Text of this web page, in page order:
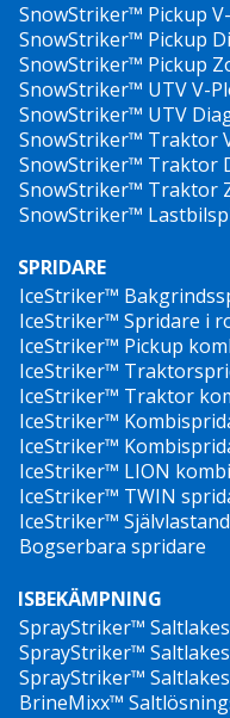
SnowStriker™ Pickup
SnowStriker™ Pickup
SnowStriker™ Pickup
SnowStriker™ UTV V-
SnowStriker™ UTV
SnowStriker™ Traktor
SnowStriker™ Traktor
SnowStriker™ Traktor
SnowStriker™
SPRIDARE
IceStriker™
IceStriker™ Spridare i
IceStriker™ Pickup
IceStriker™
IceStriker™ Traktor
IceStriker™
IceStriker™
IceStriker™ LION
IceStriker™ TWIN
IceStriker™
Bogserbara spridare
ISBEKÄMPNING
SprayStriker™
SprayStriker™
SprayStriker™
BrineMixx™